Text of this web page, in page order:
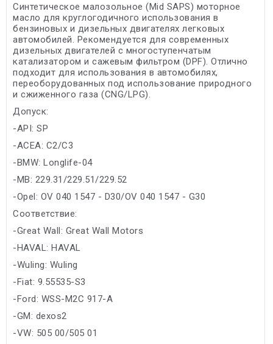
Синтетическое малозольное (Mid SAPS) моторное
масло для круглогодичного использования в
бензиновых и дизельных двигателях легковых
автомобилей. Рекомендуется для современных
дизельных двигателей с многоступенчатым
катализатором и сажевым фильтром (DPF). Отлично
подходит для использования в автомобилях,
переоборудованных под использование природного
и сжиженного газа (CNG/LPG).
Допуск:
-API: SP
-ACEA: C2/C3
-BMW: Longlife-04
-MB: 229.31/229.51/229.52
-Opel: OV 040 1547 - D30/OV 040 1547 - G30
Соответствие:
-Great Wall: Great Wall Motors
-HAVAL: HAVAL
-Wuling: Wuling
-Fiat: 9.55535-S3
-Ford: WSS-M2C 917-A
-GM: dexos2
-VW: 505 00/505 01